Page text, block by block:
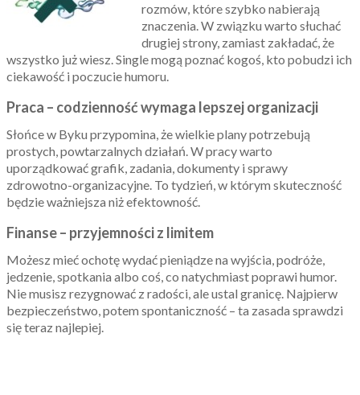
rozmów, które szybko nabierają
znaczenia. W związku warto słuchać
drugiej strony, zamiast zakładać, że
wszystko już wiesz. Single mogą poznać kogoś, kto pobudzi ich
ciekawość i poczucie humoru.
Praca – codzienność wymaga lepszej organizacji
Słońce w Byku przypomina, że wielkie plany potrzebują
prostych, powtarzalnych działań. W pracy warto
uporządkować grafik, zadania, dokumenty i sprawy
zdrowotno-organizacyjne. To tydzień, w którym skuteczność
będzie ważniejsza niż efektowność.
Finanse – przyjemności z limitem
Możesz mieć ochotę wydać pieniądze na wyjścia, podróże,
jedzenie, spotkania albo coś, co natychmiast poprawi humor.
Nie musisz rezygnować z radości, ale ustal granicę. Najpierw
bezpieczeństwo, potem spontaniczność – ta zasada sprawdzi
się teraz najlepiej.